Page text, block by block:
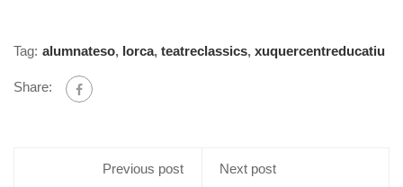
Tag: alumnateso, lorca, teatreclassics, xuquercentreducatiu
Share:
Previous post
Next post